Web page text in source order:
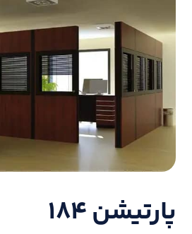
پارتیشن ۱۸۴